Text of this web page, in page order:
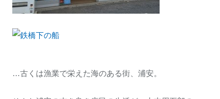
…古くは漁業で栄えた海のある街、浦安。